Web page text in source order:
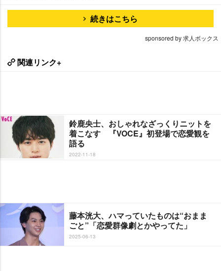
続きはこちら
sponsored by 求人ボックス
関連リンク+
鈴鹿央士、おしゃれなざっくりニットを
着こなす 『VOCE』初登場で恋愛観を
語る
2022-11-18
藤本洸大、ハマっていたものは“おまま
ごと”「恋愛群像劇とかやってた」
2025-06-13